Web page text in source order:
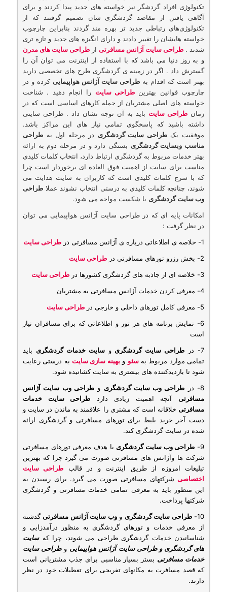
تکنولوژی افراد گردشگر نیز خواسته های جدید پیدا کردند و برای
آگاهی یافتن از مقاصد گردشگری شان تصمیم گرفتند که از
تکنولوژی‌های رتباطی جدید تر بهره مند گردند بنابراین چارچوب
خواسته هایشان را تغییر دادند و دارای انگیزه‌ های جدید و تازه تری
شدند . طراحی سایت آژانس‌ مسافرتی از طراحی سایت های مدرن
و به روز دنیا می باشد که با استفاده از اینترنت می توان آن را
گسترش داد . اگر در زمینه ی گردشگری طرح‌ های تخصصی دارید
بهتر است که اقدام به طراحی سایت آژانس هواپیمایی کرده و در
چارچوب قوانین بهترین طراحی سایت را انجام دهید . شناخت
خواسته های اصلی مشتریان از جمله کارهای اساسی است که در
زمان طراحی سایت باید به آن توجه نشان داد . طراحی سایتی
داشته باشید که پاسخگوی تمامی نیاز های این مراکز باشد.
موفقیت یکطراحی سایت گردشگری در مرحله اول به طراحی
مناسب وبسایت گردشگری بستگی دارد و در مرحله دوم به ارائه
بهتر خدمات مربوط به گردشگری ارتباط دارد، انتخاب کلمات کلیدی
مناسب برای سایت از اهمیت فوق العاده ای برخوردار است چرا
که با سرچ کلمات کلیدی است که کاربران به سایت هدایت می
شوند، چنانچه کلمات کلیدی به درستی انتخاب نشوند عملا طراحی
وب سایت گردشگری با شکست مواجه می شود.
امكانات پایه ای كه در طراحی سایت آژانس هواپیمایی می توان
در نظر گرفت :
1- خلاصه ی اطلاعاتی درباره ی آژانس مسافرتی در
طراحی سایت
2- بخش رزرو تورهای مسافرتی در
طراحی سایت
3- خلاصه ای از جاذبه های گردشگری كشورها در
طراحی سایت
4- معرفی کردن خدمات آژانس مسافرتی به مشتریان
5- معرفی کامل تورهای داخلی و خارجی در
طراحی سایت
6- نمایش برنامه های هر تور و اطلاعاتی که برای مسافران نیاز
است
7- در
طراحی سایت گردشگریوسایت خدمات گردشگری باید
تمامی موارد مربوط بهسئو و بهینه سازی سایتبه درستی رعایت
شود تا بازدیدکننده های بیشتری به سایت کشانیده شود.
8- در
طراحی وب سایت گردشگری وطراحی وب سایت آژانس
مسافرتیآنچه اهمیت زیادی دارد طراحی سایت خدمات
مسافرتی خلاقانه است که مشتری را علاقمند به ماندن در سایت و
دست آخر خرید بلیط برای تورهای مسافرتی و گردشگری ارائه
شده در سایت گردشگری کند.
9-
طراحی وب سایت گردشگریبا هدف معرفی تورهای مسافرتی
شرکت ها وآژانس های مسافرتی صورت می گیرد چرا که بهترین
تبلیغات امروزه از طریق اینترنت و در قالب طراحی سایت
اختصاصی شرکتهای مسافرتی صورت می گیرد. برای رسیدن به
این منظور باید به معرفی تمامی خدمات مسافرتی و گردشگری
شرکتها پرداخت.
10-
طراحی سایت گردشگری ووب سایت آژانس مسافرتیگذشته
از معرفی خدمات و تورهای گردشگری به منظور درآمدزایی و
شناسانیدن خدمات گردشگری طراحی می شوند، چرا کهسایت
های گردشگری و طراحی سایت آژانس هواپیمایی وطراحی سایت
خدمات مسافرتی بستر بسیار مناسبی برای جذب مشتریانی است
که قصد مسافرت به مکانهای تفریحی برای تعطیلات خود در نظر
دارند.